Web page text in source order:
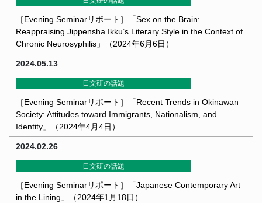
［Evening Seminarリポート］「Sex on the Brain:
Reappraising Jippensha Ikku’s Literary Style in the Context of
Chronic Neurosyphilis」（2024年6月6日）
2024.05.13
日文研の話題
［Evening Seminarリポート］「Recent Trends in Okinawan
Society: Attitudes toward Immigrants, Nationalism, and
Identity」（2024年4月4日）
2024.02.26
日文研の話題
［Evening Seminarリポート］「Japanese Contemporary Art
in the Lining」（2024年1月18日）